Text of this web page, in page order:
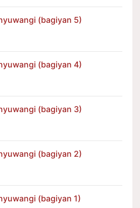
(bagiyan 5)
(bagiyan 4)
(bagiyan 3)
(bagiyan 2)
(bagiyan 1)